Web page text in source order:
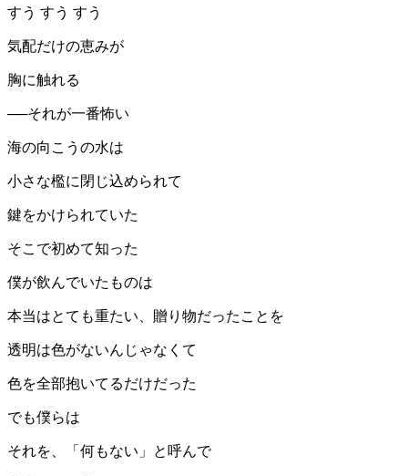
すう すう すう
気配だけの恵みが
胸に触れる
──それが一番怖い
海の向こうの水は
小さな檻に閉じ込められて
鍵をかけられていた
そこで初めて知った
僕が飲んでいたものは
本当はとても重たい、贈り物だったことを
透明は色がないんじゃなくて
色を全部抱いてるだけだった
でも僕らは
それを、「何もない」と呼んで